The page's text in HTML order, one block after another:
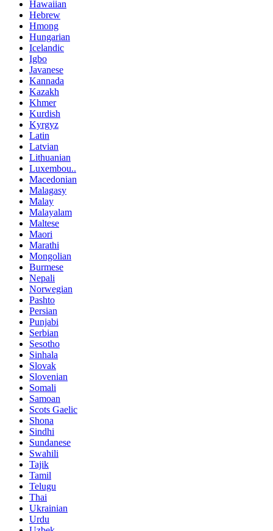
Hawaiian
Hebrew
Hmong
Hungarian
Icelandic
Igbo
Javanese
Kannada
Kazakh
Khmer
Kurdish
Kyrgyz
Latin
Latvian
Lithuanian
Luxembou..
Macedonian
Malagasy
Malay
Malayalam
Maltese
Maori
Marathi
Mongolian
Burmese
Nepali
Norwegian
Pashto
Persian
Punjabi
Serbian
Sesotho
Sinhala
Slovak
Slovenian
Somali
Samoan
Scots Gaelic
Shona
Sindhi
Sundanese
Swahili
Tajik
Tamil
Telugu
Thai
Ukrainian
Urdu